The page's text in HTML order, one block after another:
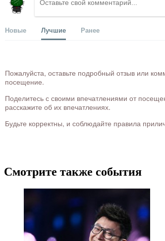
Новые Лучшие Ранее
Пожалуйста, оставьте подробный отзыв или
посещение.
Поделитесь с своими впечатлениями от
расскажите об их впечатлениях.
Будьте корректны, и соблюдайте правила
Смотрите также события